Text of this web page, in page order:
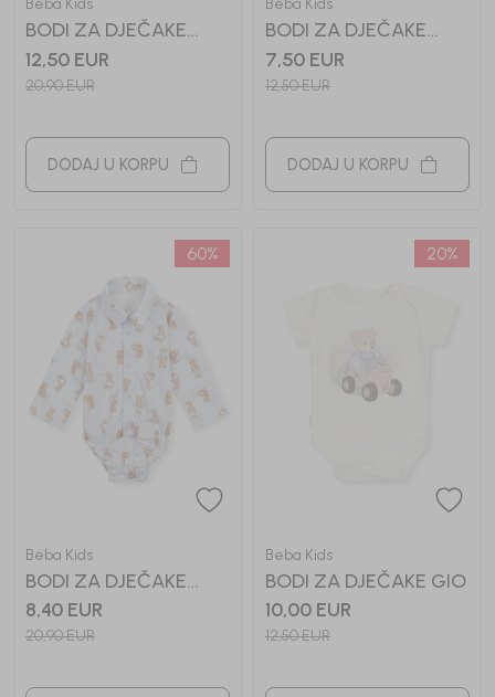
Beba Kids
BODI ZA DJEČAKE
GAEL
12,50 EUR
20,90EUR
DODAJ U KORPU
Beba Kids
BODI ZA DJEČAKE
GALE
7,50 EUR
12,50EUR
DODAJ U KORPU
60%
Beba Kids
BODI ZA DJEČAKE
GERI
8,40 EUR
20,90EUR
20%
Beba Kids
BODI ZA DJEČAKE GIO
10,00 EUR
12,50EUR